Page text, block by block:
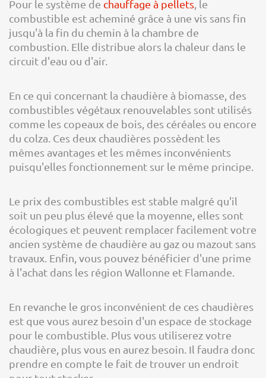
Pour le système de chauffage à pellets , le
combustible est acheminé grâce à une vis sans fin
jusqu'à la fin du chemin à la chambre de
combustion. Elle distribue alors la chaleur dans le
circuit d'eau ou d'air.
En ce qui concernant la chaudière à biomasse, des
combustibles végétaux renouvelables sont utilisés
comme les copeaux de bois, des céréales ou encore
du colza. Ces deux chaudières possèdent les
mêmes avantages et les mêmes inconvénients
puisqu'elles fonctionnement sur le même principe.
Le prix des combustibles est stable malgré qu'il
soit un peu plus élevé que la moyenne, elles sont
écologiques et peuvent remplacer facilement votre
ancien système de chaudière au gaz ou mazout sans
travaux. Enfin, vous pouvez bénéficier d'une prime
à l'achat dans les région Wallonne et Flamande.
En revanche le gros inconvénient de ces chaudières
est que vous aurez besoin d'un espace de stockage
pour le combustible. Plus vous utiliserez votre
chaudière, plus vous en aurez besoin. Il faudra donc
prendre en compte le fait de trouver un endroit